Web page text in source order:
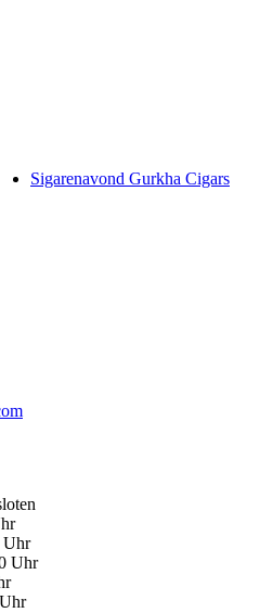
Sigarenavond Gurkha Cigars
Uhr
Uhr